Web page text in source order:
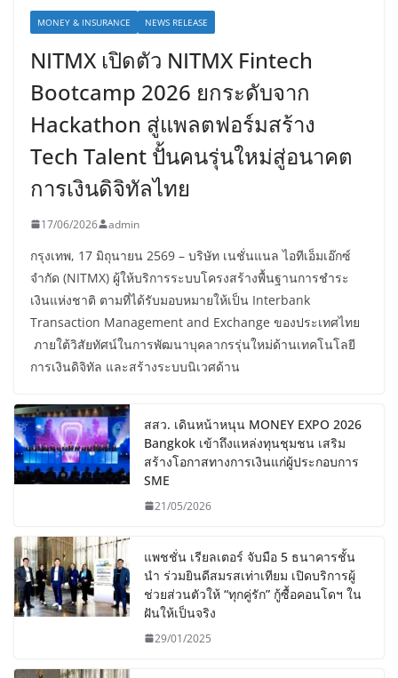
MONEY & INSURANCE NEWS RELEASE
NITMX เปิดตัว NITMX Fintech
Bootcamp 2026 ยกระดับจาก
Hackathon สู่แพลตฟอร์มสร้าง
Tech Talent ปั้นคนรุ่นใหม่สู่อนาคต
การเงินดิจิทัลไทย
17/06/2026 admin
กรุงเทพ, 17 มิถุนายน 2569 – บริษัท เนชั่นแนล ไอทีเอ็มเอ๊กซ์
จำกัด (NITMX) ผู้ให้บริการระบบโครงสร้างพื้นฐานการชำระ
เงินแห่งชาติ ตามที่ได้รับมอบหมายให้เป็น Interbank
Transaction Management and Exchange ของประเทศไทย
ภายใต้วิสัยทัศน์ในการพัฒนาบุคลากรรุ่นใหม่ด้านเทคโนโลยี
การเงินดิจิทัล และสร้างระบบนิเวศด้าน
สสว. เดินหน้าหนุน MONEY EXPO 2026
Bangkok เข้าถึงแหล่งทุนชุมชน เสริม
สร้างโอกาสทางการเงินแก่ผู้ประกอบการ
SME
21/05/2026
แพชชั่น เรียลเตอร์ จับมือ 5 ธนาคารชั้น
นำ ร่วมยินดีสมรสเท่าเทียม เปิดบริการผู้
ช่วยส่วนตัวให้ “ทุกคู่รัก” กู้ซื้อคอนโดฯ ใน
ฝันให้เป็นจริง
29/01/2025